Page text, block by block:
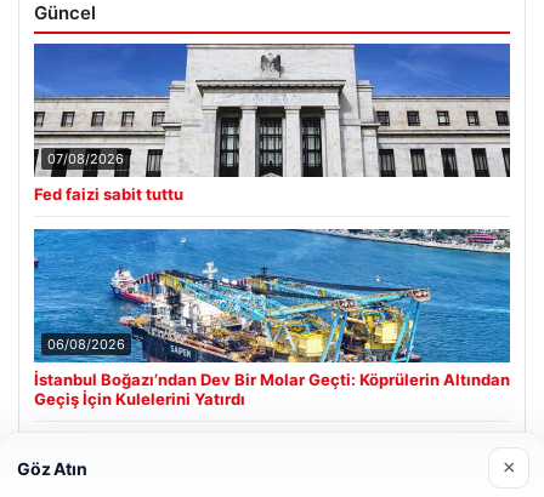
Güncel
07/08/2026
Fed faizi sabit tuttu
06/08/2026
İstanbul Boğazı’ndan Dev Bir Molar Geçti: Köprülerin Altından
Geçiş İçin Kulelerini Yatırdı
Göz Atın ×